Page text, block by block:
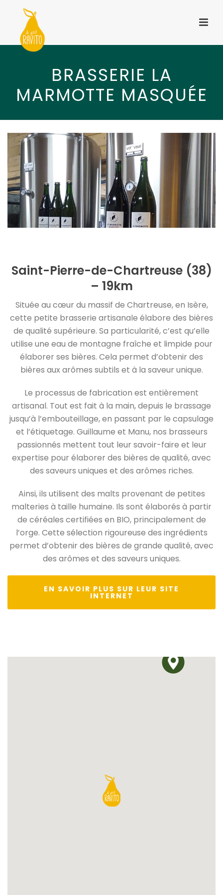
BRASSERIE LA
MARMOTTE MASQUÉE
Saint-Pierre-de-Chartreuse (38)
– 19km
Située au cœur du massif de Chartreuse, en Isère,
cette petite brasserie artisanale élabore des bières
de qualité supérieure. Sa particularité, c’est qu’elle
utilise une eau de montagne fraîche et limpide pour
élaborer ses bières. Cela permet d’obtenir des
bières aux arômes subtils et à la saveur unique.
Le processus de fabrication est entièrement
artisanal. Tout est fait à la main, depuis le brassage
jusqu’à l’embouteillage, en passant par le capsulage
et l’étiquetage. Guillaume et Manu, nos brasseurs
passionnés mettent tout leur savoir-faire et leur
expertise pour élaborer des bières de qualité, avec
des saveurs uniques et des arômes riches.
Ainsi, ils utilisent des malts provenant de petites
malteries à taille humaine. Ils sont élaborés à partir
de céréales certifiées en BIO, principalement de
l’orge. Cette sélection rigoureuse des ingrédients
permet d’obtenir des bières de grande qualité, avec
des arômes et des saveurs uniques.
EN SAVOIR PLUS SUR LEUR SITE
INTERNET